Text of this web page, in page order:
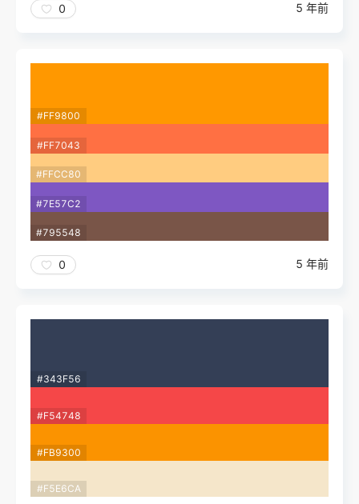
0 5 年前
#FF9800
#FF7043
#FFCC80
#7E57C2
#795548
0 5 年前
#343F56
#F54748
#FB9300
#F5E6CA